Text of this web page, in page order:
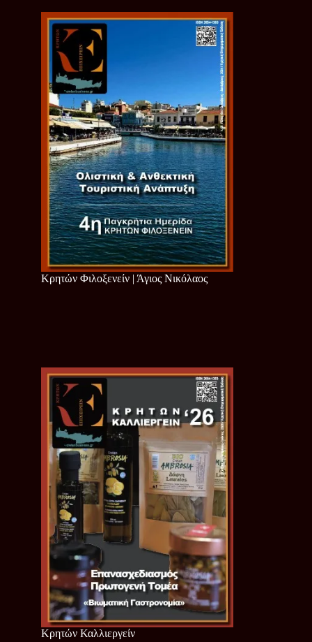
Κρητών Φιλοξενείν | Άγιος Νικόλαος
Κρητών Καλλιεργείν